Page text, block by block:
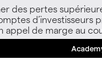
des pertes
d’investisseurs
appel de marge au